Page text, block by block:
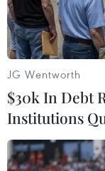
tuổi.
JG Wentworth
$30k In Debt
Institutions